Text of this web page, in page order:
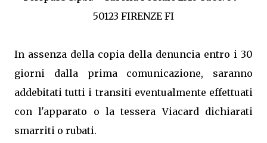
50123 FIRENZE FI
In assenza della copia della denuncia entro i 30
giorni dalla prima comunicazione, saranno
addebitati tutti i transiti eventualmente effettuati
con l'apparato o la tessera Viacard dichiarati
smarriti o rubati.